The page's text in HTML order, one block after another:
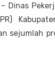
– Dinas
sejumlah